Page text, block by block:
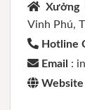
Xưởng
Vinh Phú,
Hotline
Email :
Website